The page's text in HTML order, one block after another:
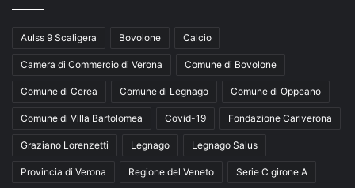
Aulss 9 Scaligera Bovolone Calcio
Camera di Commercio di Verona Comune di Bovolone
Comune di Cerea Comune di Legnago Comune di Oppeano
Comune di Villa Bartolomea Covid-19 Fondazione Cariverona
Graziano Lorenzetti Legnago Legnago Salus
Provincia di Verona Regione del Veneto Serie C girone A